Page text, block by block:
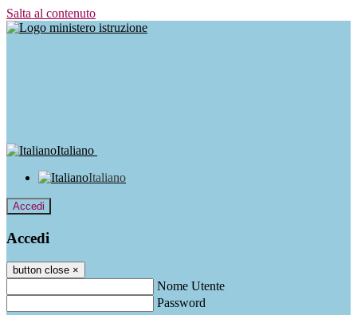
Salta al contenuto
Italiano
Italiano
Accedi
Accedi
button close ×
Nome Utente
Password